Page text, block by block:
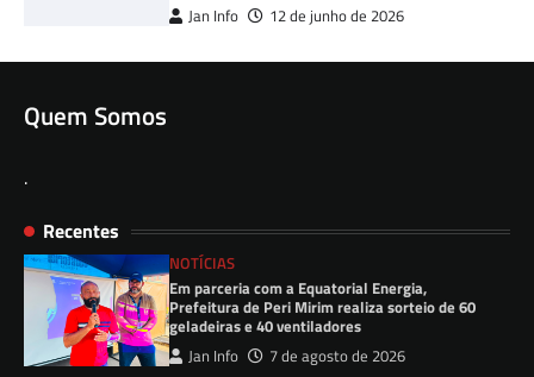
Jan Info 12 de junho de 2026
Quem Somos
.
Recentes
NOTÍCIAS
Em parceria com a Equatorial Energia,
Prefeitura de Peri Mirim realiza sorteio de 60
geladeiras e 40 ventiladores
Jan Info 7 de agosto de 2026